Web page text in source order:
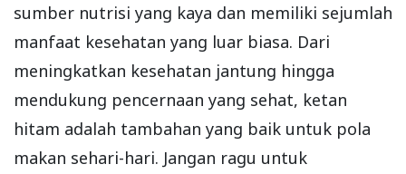
sumber nutrisi yang kaya dan memiliki sejumlah
manfaat kesehatan yang luar biasa. Dari
meningkatkan kesehatan jantung hingga
mendukung pencernaan yang sehat, ketan
hitam adalah tambahan yang baik untuk pola
makan sehari-hari. Jangan ragu untuk